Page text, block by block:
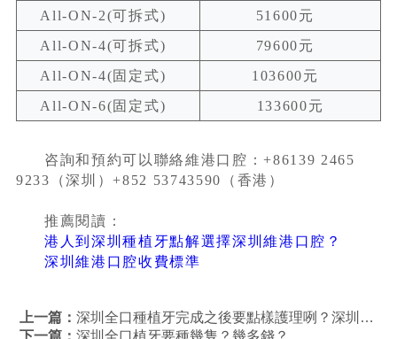
All-ON-2(可拆式)
51600元
All-ON-4(可拆式)
79600元
All-ON-4(固定式)
103600元
All-ON-6(固定式)
133600元
咨詢和預約可以聯絡維港口腔：+86139 2465
9233（深圳）+852 53743590（香港）
推薦閱讀：
港人到深圳種植牙點解選擇深圳維港口腔？
深圳維港口腔收費標準
上一篇：深圳全口種植牙完成之後要點樣護理咧？深圳全口種植牙要幾錢？
下一篇：深圳全口植牙要種幾隻？幾多錢？